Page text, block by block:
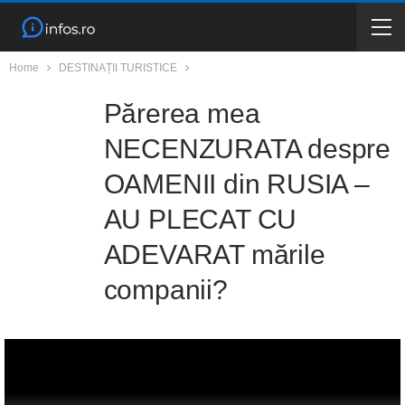
Home DESTINAȚII TURISTICE
Părerea mea
NECENZURATA despre
OAMENII din RUSIA –
AU PLECAT CU
ADEVARAT mările
companii?